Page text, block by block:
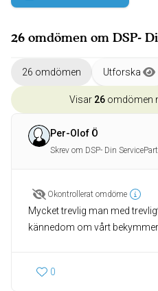
26 omdömen om DSP-
26 omdömen Utforska
Visar 26 omdömen
Per-Olof Ö
Skrev om DSP- Din
Okontrollerat omdöme
Mycket trevlig man med
0